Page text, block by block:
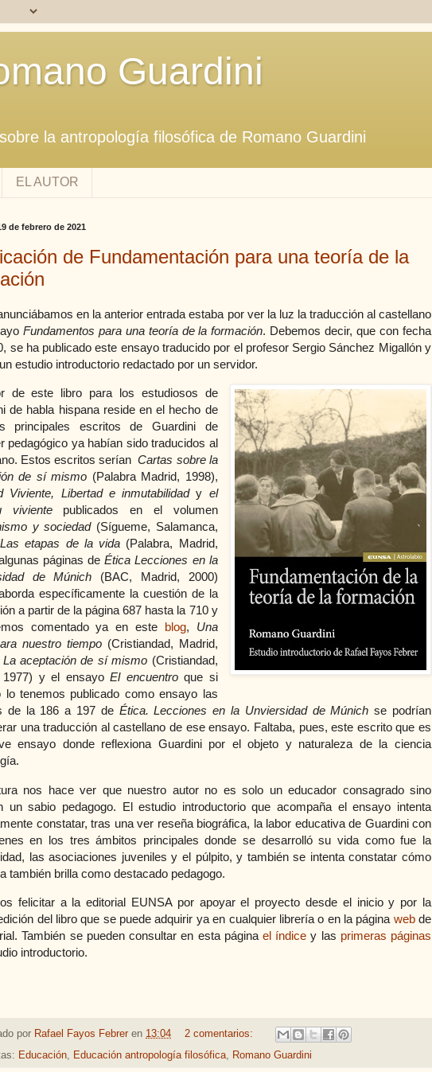
Guardini
la antropología filosófica de Romano Guardini
EL AUTOR
de febrero de 2021
de Fundamentación para una teoría de la
en la anterior entrada estaba por ver la luz la traducción al castellano
Fundamentos para una teoría de la formación. Debemos decir, que con fecha
se ha publicado este ensayo traducido por el profesor Sergio Sánchez Migallón y
estudio introductorio redactado por un servidor.
de este libro para los estudiosos de
de habla hispana reside en el hecho de
principales escritos de Guardini de
pedagógico ya habían sido traducidos al
Estos escritos seríanCartas sobre la
de sí mismo (Palabra Madrid, 1998),
Viviente, Libertad e inmutabilidady el
vivientepublicados en el volumen
y sociedad(Sígueme, Salamanca,
Las etapas de la vida (Palabra, Madrid,
páginas deÉtica Lecciones en la
de Múnich (BAC, Madrid, 2000)
específicamente la cuestión de la
a partir de la página 687 hasta la 710 y
comentado ya en este blog, Una
nuestro tiempo(Cristiandad, Madrid,
La aceptación de sí mismo (Cristiandad,
1977) y el ensayoEl encuentroque si
lo tenemos publicado como ensayo las
de la 186 a 197 de Ética. Lecciones en la Unviersidad de Múnichse podrían
una traducción al castellano de ese ensayo. Faltaba, pues, este escrito que es
ensayo donde reflexiona Guardini por el objeto y naturaleza de la ciencia
nos hace ver que nuestro autor no es solo un educador consagrado sino
un sabio pedagogo. El estudio introductorio que acompaña el ensayo intenta
constatar, tras una ver reseña biográfica, la labor educativa de Guardini con
en los tres ámbitos principales donde se desarrolló su vida como fue la
las asociaciones juveniles y el púlpito, y también se intenta constatar cómo
también brilla como destacado pedagogo.
felicitar a la editorial EUNSA por apoyar el proyecto desde el inicio y por la
del libro que se puede adquirir ya en cualquier librería o en la página webde
También se pueden consultar en esta página el índice y las primeras páginas
introductorio.
por Rafael Fayos Febrer en 13:04
2 comentarios:
Educación, Educación antropología filosófica, Romano Guardini